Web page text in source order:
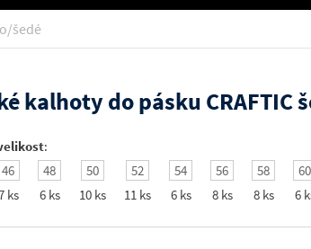
šedé
kalhoty do pásku CRAFTIC
:
46
ks
48
6 ks
50
10 ks
52
11 ks
54
6 ks
56
8 ks
58
8 ks
60
6